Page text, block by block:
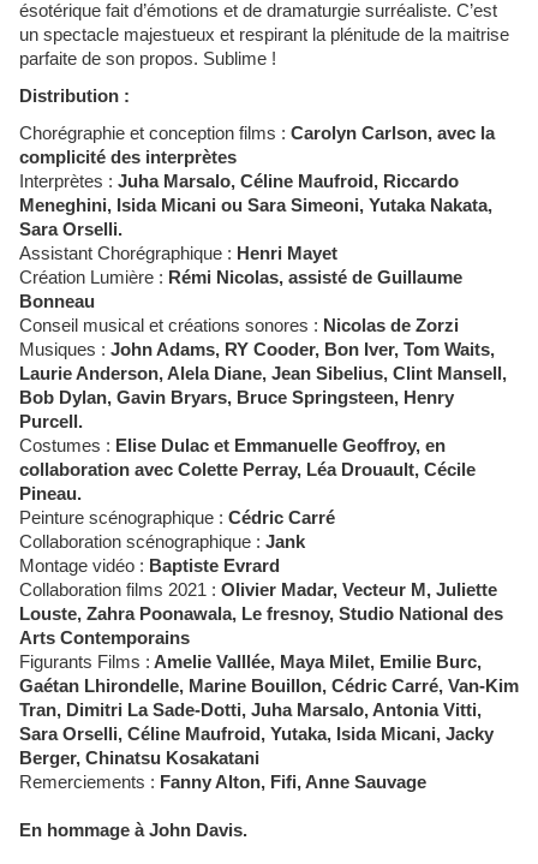
ésotérique fait d’émotions et de dramaturgie surréaliste. C’est
un spectacle majestueux et respirant la plénitude de la maitrise
parfaite de son propos. Sublime !
Distribution :
Chorégraphie et conception films : Carolyn Carlson, avec la
complicité des interprètes
Interprètes : Juha Marsalo, Céline Maufroid, Riccardo
Meneghini, Isida Micani ou Sara Simeoni, Yutaka Nakata,
Sara Orselli.
Assistant Chorégraphique : Henri Mayet
Création Lumière : Rémi Nicolas, assisté de Guillaume
Bonneau
Conseil musical et créations sonores : Nicolas de Zorzi
Musiques : John Adams, RY Cooder, Bon Iver, Tom Waits,
Laurie Anderson, Alela Diane, Jean Sibelius, Clint Mansell,
Bob Dylan, Gavin Bryars, Bruce Springsteen, Henry
Purcell.
Costumes : Elise Dulac et Emmanuelle Geoffroy, en
collaboration avec Colette Perray, Léa Drouault, Cécile
Pineau.
Peinture scénographique : Cédric Carré
Collaboration scénographique : Jank
Montage vidéo : Baptiste Evrard
Collaboration films 2021 : Olivier Madar, Vecteur M, Juliette
Louste, Zahra Poonawala, Le fresnoy, Studio National des
Arts Contemporains
Figurants Films : Amelie Valllée, Maya Milet, Emilie Burc,
Gaétan Lhirondelle, Marine Bouillon, Cédric Carré, Van-Kim
Tran, Dimitri La Sade-Dotti, Juha Marsalo, Antonia Vitti,
Sara Orselli, Céline Maufroid, Yutaka, Isida Micani, Jacky
Berger, Chinatsu Kosakatani
Remerciements : Fanny Alton, Fifi, Anne Sauvage
En hommage à John Davis.